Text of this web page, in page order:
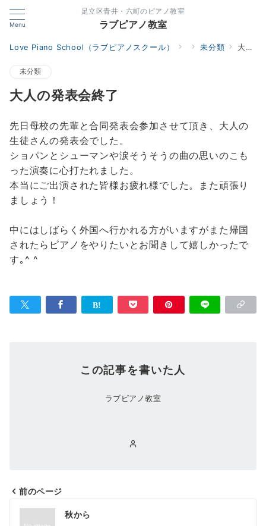
Menu
足立区青井・六町のピアノ教室
ラブピアノ教室
Love Piano School（ラブピアノスクール） 未分類 大人の発表会終了
未分類
大人の発表会終了
先日母校の先輩と合同発表会参加させて頂き、大人の
生徒さんの発表会でした。
ショパンとシューマンや涙そうそうの曲の思いのこも
った演奏に心打たれました。
本当にご出演された皆様お疲れ様でした。また頑張り
ましょう！
中にはしばらく外国へ行かれる方がいますがまた帰国
されたらピアノをやりたいとお聞きして嬉しかったで
す｡^ ^
この記事を書いた人
ラブピアノ教室
投
前のページ
秋から